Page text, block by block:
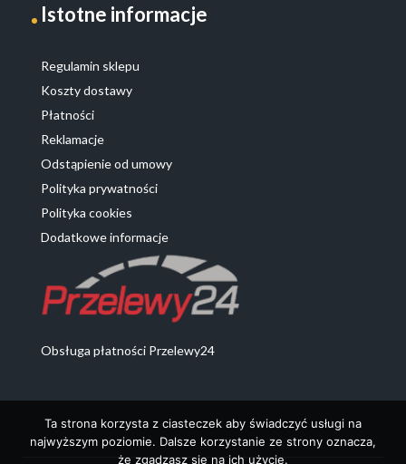
Ta strona korzysta z ciasteczek aby świadczyć usługi na
najwyższym poziomie. Dalsze korzystanie ze strony oznacza,
że zgadzasz się na ich użycie.
Istotne informacje
Regulamin sklepu
Koszty dostawy
Płatności
Reklamacje
Odstąpienie od umowy
Polityka prywatności
Polityka cookies
Dodatkowe informacje
Obsługa płatności Przelewy24